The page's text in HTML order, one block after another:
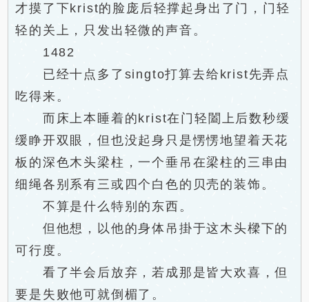
才摸了下krist的脸庞后轻撑起身出了门，门轻
轻的关上，只发出轻微的声音。
1482
已经十点多了singto打算去给krist先弄点
吃得来。
而床上本睡着的krist在门轻闔上后数秒缓
缓睁开双眼，但也没起身只是愣愣地望着天花
板的深色木头梁柱，一个垂吊在梁柱的三串由
细绳各别系有三或四个白色的贝壳的装饰。
不算是什么特别的东西。
但他想，以他的身体吊掛于这木头樑下的
可行度。
看了半会后放弃，若成那是皆大欢喜，但
要是失败他可就倒楣了。